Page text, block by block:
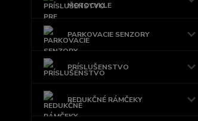
MOTOCYKLE
PARKOVACIE SENZORY
PRÍSLUŠENSTVO
REDUKČNÉ RÁMČEKY